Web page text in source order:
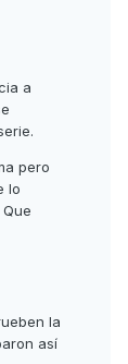
a
pero
lo
la
así